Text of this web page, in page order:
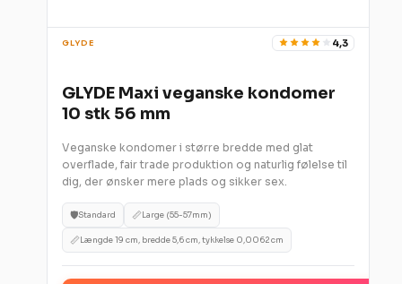
GLYDE 4,3
GLYDE Maxi veganske kondomer
10 stk 56 mm
Veganske kondomer i større bredde med glat
overflade, fair trade produktion og naturlig følelse til
dig, der ønsker mere plads og sikker sex.
🛡️Standard 📏Large (55-57mm)
📏Længde 19 cm, bredde 5,6 cm, tykkelse 0,0062 cm